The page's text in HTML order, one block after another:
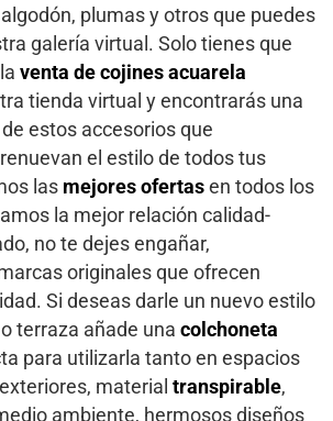
algodón, plumas y otros que puedes
galería virtual. Solo tienes que
venta de cojines acuarela
tienda virtual y encontrarás una
estos accesorios que
el estilo de todos tus
las mejores ofertas en todos los
la mejor relación calidad-
no te dejes engañar,
originales que ofrecen
Si deseas darle un nuevo estilo
terraza añade una colchoneta
para utilizarla tanto en espacios
material transpirable,
ambiente, hermosos diseños